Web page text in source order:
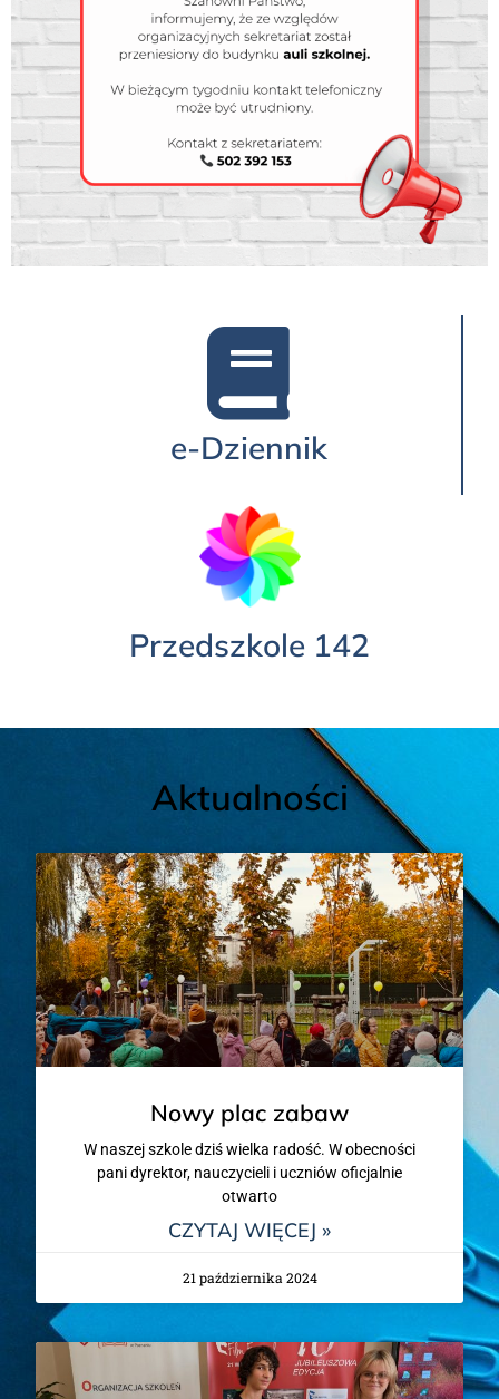
e-Dziennik
Przedszkole 142
Aktualności
Nowy plac zabaw
W naszej szkole dziś wielka radość. W obecności
pani dyrektor, nauczycieli i uczniów oficjalnie
otwarto
CZYTAJ WIĘCEJ »
21 października 2024